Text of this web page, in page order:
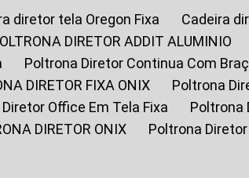
diretor tela Oregon Fixa
Cadeira
POLTRONA DIRETOR ADDIT ALUMINIO
Poltrona Diretor Continua Com
DIRETOR FIXA ONIX
Poltrona
Diretor Office Em Tela Fixa
DIRETOR ONIX
Poltrona